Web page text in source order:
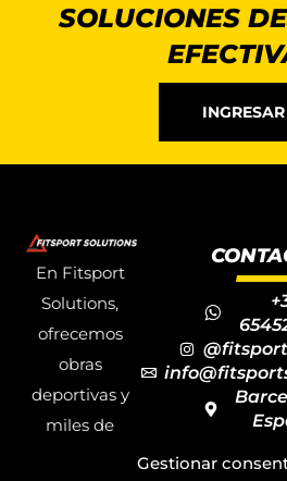
Gestionar
SOLUCIONES
INGRESAR
En Fitsport
Solutions,
ofrecemos
obras
deportivas y
miles de
de